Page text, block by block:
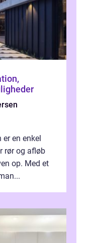
en enkel
rør og afløb
op. Med et